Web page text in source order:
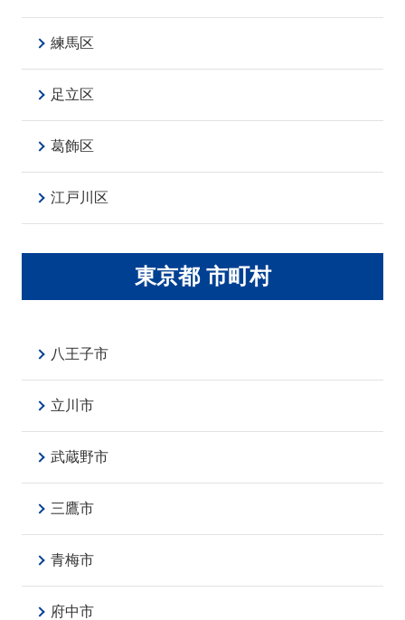
練馬区
足立区
葛飾区
江戸川区
東京都 市町村
八王子市
立川市
武蔵野市
三鷹市
青梅市
府中市